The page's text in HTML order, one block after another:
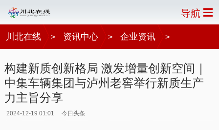
导航
川北在线 > 资讯中心 > 企业资讯 >
构建新质创新格局 激发增量创新空间｜
中集车辆集团与泸州老窖举行新质生产
力主旨分享
2024-12-19 01:01 今日头条